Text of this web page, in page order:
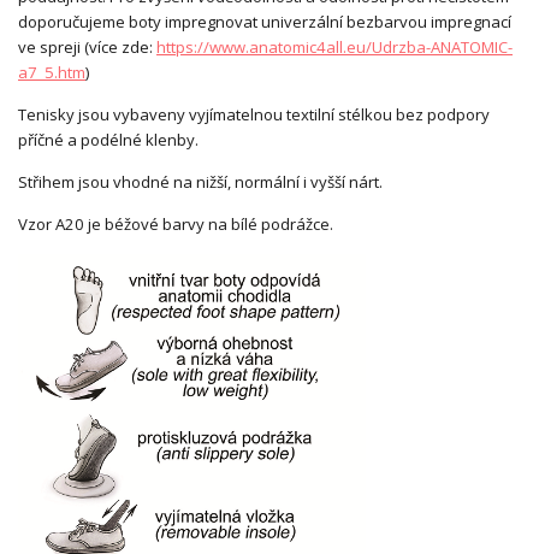
doporučujeme boty impregnovat univerzální bezbarvou impregnací
ve spreji (více zde: https://www.anatomic4all.eu/Udrzba-ANATOMIC-
a7_5.htm)
Tenisky jsou vybaveny vyjímatelnou textilní stélkou bez podpory
příčné a podélné klenby.
Střihem jsou vhodné na nižší, normální i vyšší nárt.
Vzor A20 je béžové barvy na bílé podrážce.